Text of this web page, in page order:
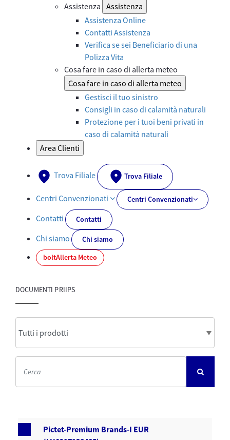
Assistenza Assistenza
Assistenza Online
Contatti Assistenza
Verifica se sei Beneficiario di una
Polizza Vita
Cosa fare in caso di allerta meteo
Cosa fare in caso di allerta meteo
Gestisci il tuo sinistro
Consigli in caso di calamità naturali
Protezione per i tuoi beni privati in
caso di calamità naturali
Area Clienti
Trova Filiale Trova Filiale
Centri Convenzionati Centri Convenzionati
Contatti Contatti
Chi siamo
Chi siamo
boltAllerta Meteo
DOCUMENTI PRIIPS
Pictet-Premium Brands-I EUR